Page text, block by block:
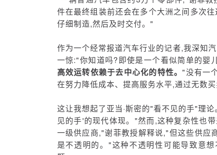
件在最终组装前还会在多个大洲之间多次
仔细制造,然后及时交付。"
作为一个经常报道汽车行业的记者,我深知
一惊:"你知道吗?即使是一个看似简单的婴
高效运转依赖于去中心化的特性。"没有一
在努力降低成本、提高服务水平,通过无数
这让我想起了亚当·斯密的"看不见的手"理
见的手'的现代体现。"然而,这种复杂性也
一级供应商,"谢菲教授解释说,"但这些供应
是不透明的。"这种不透明性可能导致意